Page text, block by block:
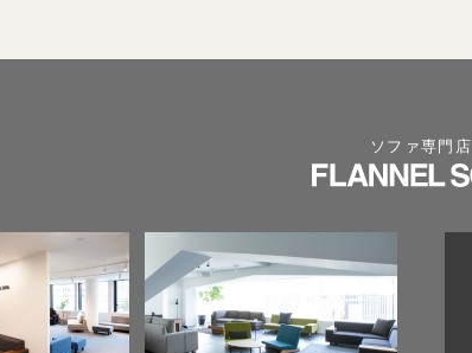
ソファ専門店